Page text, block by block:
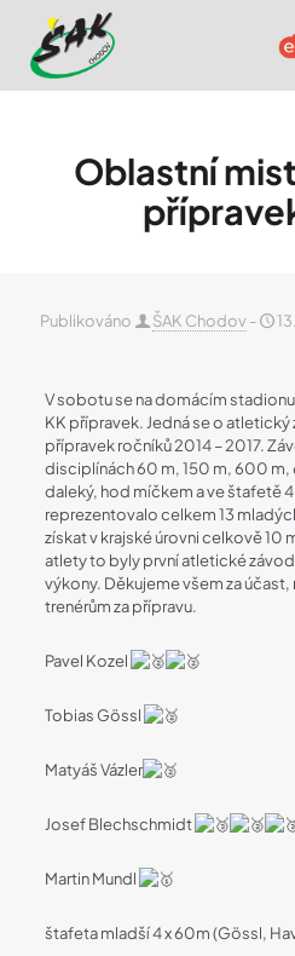
Oblastní
Publikováno ŠAK Chodov-
V sobotu se na domácím
KK přípravek. Jedná se o
přípravek ročníků 2014 – 2017.
disciplínách 60 m, 150 m, 600 m,
daleký, hod míčkem a ve štafetě
reprezentovalo celkem 13
získat v krajské úrovni celkově 10
atlety to byly první atletické
výkony. Děkujeme všem za
trenérům za přípravu.
Pavel Kozel
Tobias Gössl
Matyáš Vázler
Josef Blechschmidt
Martin Mundl
štafeta mladší 4 x 60m (Gössl,